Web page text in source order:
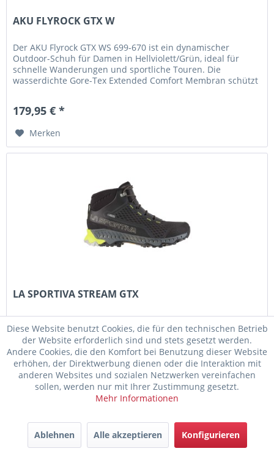
AKU FLYROCK GTX W
Der AKU Flyrock GTX WS 699-670 ist ein dynamischer
Outdoor-Schuh für Damen in Hellviolett/Grün, ideal für
schnelle Wanderungen und sportliche Touren. Die
wasserdichte Gore-Tex Extended Comfort Membran schützt
179,95 € *
Merken
LA SPORTIVA STREAM GTX
Der La Sportiva Stream GTX ZFHS026G00E05 ist ein
moderner Herren Wanderschuh, der Leichtigkeit, Stabilität
und Wetterschutz optimal kombiniert. Das Mid-Cut-Design
bietet eine ausgewogene Mischung aus Bewegungsfreiheit
und...
229,95 € *
Diese Website benutzt Cookies, die für den technischen Betrieb
der Website erforderlich sind und stets gesetzt werden.
Andere Cookies, die den Komfort bei Benutzung dieser Website
erhöhen, der Direktwerbung dienen oder die Interaktion mit
anderen Websites und sozialen Netzwerken vereinfachen
sollen, werden nur mit Ihrer Zustimmung gesetzt.
Mehr Informationen
Ablehnen Alle akzeptieren Konfigurieren